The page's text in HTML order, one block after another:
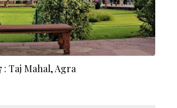
: Taj Mahal, Agra